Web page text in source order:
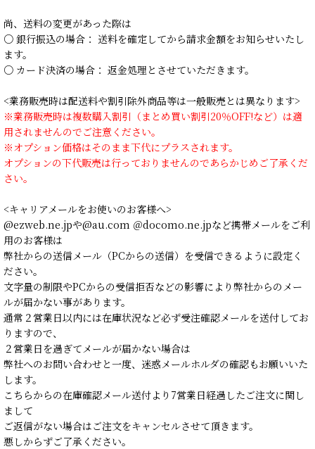
尚、送料の変更があった際は
○ 銀行振込の場合： 送料を確定してから請求金額をお知らせいたし
ます。
○ カード決済の場合： 返金処理とさせていただきます。
<業務販売時は配送料や割引除外商品等は一般販売とは異なります>
※業務販売時は複数購入割引（まとめ買い割引20％OFF!など）は適
用されませんのでご注意ください。
※オプション価格はそのまま下代にプラスされます。
オプションの下代販売は行っておりませんのであらかじめご了承くだ
さい。
<キャリアメールをお使いのお客様へ>
@ezweb.ne.jpや@au.com ＠docomo.ne.jpなど携帯メールをご利
用のお客様は
弊社からの送信メール（PCからの送信）を受信できるように設定く
ださい。
文字量の制限やPCからの受信拒否などの影響により弊社からのメー
ルが届かない事があります。
通常２営業日以内には在庫状況など必ず受注確認メールを送付してお
りますので、
２営業日を過ぎてメールが届かない場合は
弊社へのお問い合わせと一度、迷惑メールホルダの確認もお願いいた
します。
こちらからの在庫確認メール送付より7営業日経過したご注文に関し
まして
ご返信がない場合はご注文をキャンセルさせて頂きます。
悪しからずご了承ください。